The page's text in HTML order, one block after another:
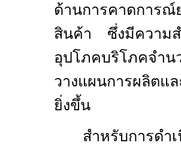
ด้านการคาดการณ์
สินค้า ซึ่งมีความ
อุปโภคบริโภคจ
วางแผนการผลิตแ
ยิ่งขึ้น
สำหรับการดำ